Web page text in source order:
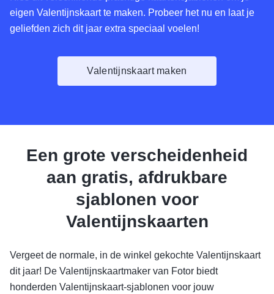
eigen Valentijnskaart te maken. Probeer het nu en laat je
geliefden zich dit jaar extra speciaal voelen!
Valentijnskaart maken
Een grote verscheidenheid
aan gratis, afdrukbare
sjablonen voor
Valentijnskaarten
Vergeet de normale, in de winkel gekochte Valentijnskaart
dit jaar! De Valentijnskaartmaker van Fotor biedt
honderden Valentijnskaart-sjablonen voor jouw